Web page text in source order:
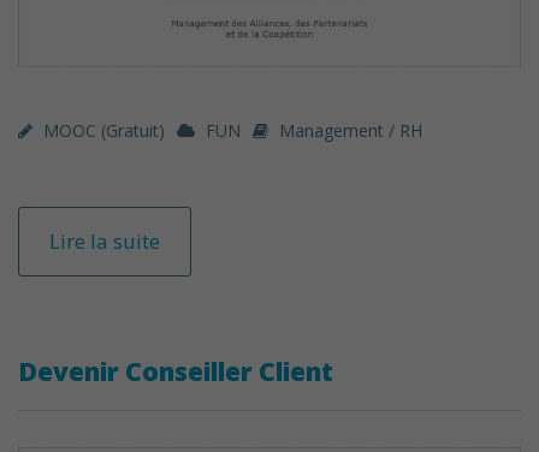
MOOC (gratuit) FUN Management / RH
Lire la suite
Devenir Conseiller Client